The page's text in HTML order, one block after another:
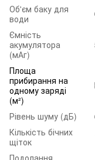
Об'єм баку для
води
Ємність
акумулятора
(мАг)
Площа
прибирання на
одному заряді
(м²)
Рівень шуму (дБ)
Кількість бічних
щіток